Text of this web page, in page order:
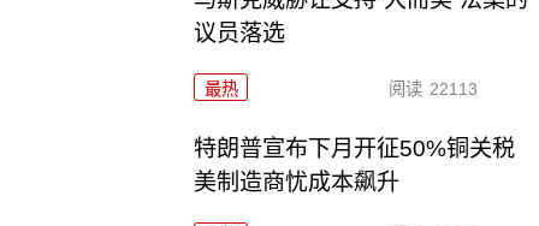
议员落选
最热 阅读 22113
特朗普宣布下月开征50%铜关税
美制造商忧成本飙升